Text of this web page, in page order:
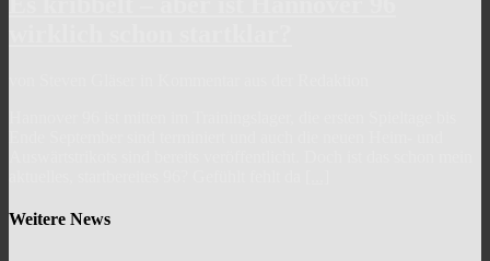
Weitere News